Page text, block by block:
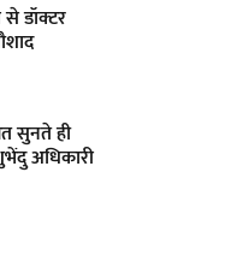
डॉक्टर
सुनते ही
अधिकारी